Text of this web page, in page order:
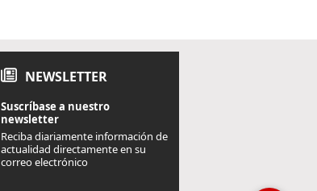
NEWSLETTER
Suscríbase a nuestro
newsletter
Reciba diariamente información de
actualidad directamente en su
correo electrónico